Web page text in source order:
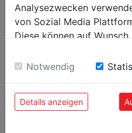
Analysezwecken
von Sozial Media
Diese können auf
Einwilligung zu unseren
Notwendig
Details anzeigen